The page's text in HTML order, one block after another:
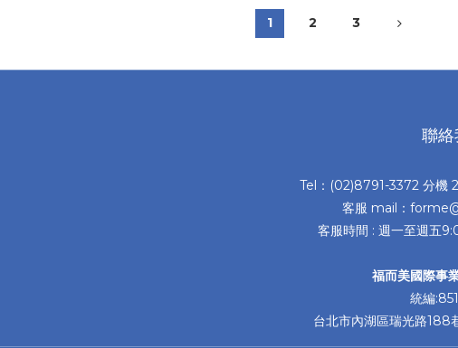
1 2 3
聯絡
Tel：(02)8791-3372 分
客服 mail：
客服時間 : 週一至週五
福而美國際事
統編
台北市內湖區瑞光路188